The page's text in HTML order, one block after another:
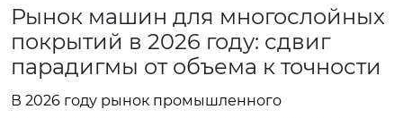
Рынок машин для многослойных
покрытий в 2026 году: сдвиг
парадигмы от объема к точности
В 2026 году рынок промышленного